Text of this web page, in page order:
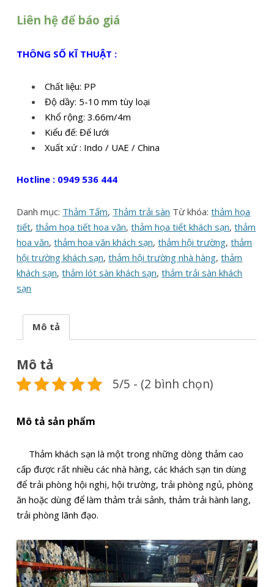
Liên hệ để báo giá
THÔNG SỐ KĨ THUẬT :
Chất liệu: PP
Độ dầy: 5-10 mm tùy loại
Khổ rộng: 3.66m/4m
Kiểu đế: Đế lưới
Xuất xứ : Indo / UAE / China
Hotline : 0949 536 444
Danh mục: Thảm Tấm, Thảm trải sàn Từ khóa:thảm họa
tiết,thảm họa tiết hoa văn,thảm họa tiết khách sạn,thảm
hoa văn,thảm hoa văn khách sạn,thảm hội trường,thảm
hội trường khách sạn,thảm hội trường nhà hàng,thảm
khách sạn,thảm lót sàn khách sạn,thảm trải sàn khách
sạn
Mô tả
Mô tả
5/5 - (2 bình chọn)
Mô tả sản phẩm
Thảm khách sạn là một trong những dòng thảm cao
cấp được rất nhiều các nhà hàng, các khách sạn tin dùng
để trải phòng hội nghị, hội trường, trải phòng ngủ, phòng
ăn hoặc dùng để làm thảm trải sảnh, thảm trải hành lang,
trải phòng lãnh đạo.